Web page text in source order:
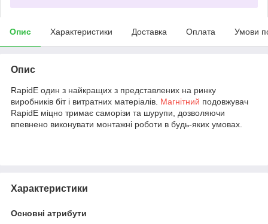
Опис Характеристики Доставка Оплата Умови
Опис
RapidE один з найкращих з представлених на ринку
виробників біт і витратних матеріалів. Магнітний подовжувач
RapidE міцно тримає саморізи та шурупи, дозволяючи
впевнено виконувати монтажні роботи в будь-яких умовах.
Характеристики
Основні атрибути